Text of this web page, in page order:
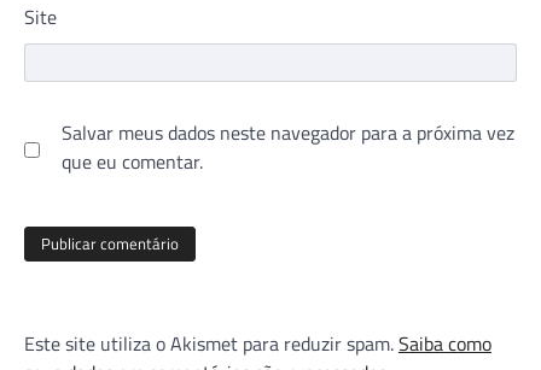
Site
Salvar meus dados neste navegador para a próxima vez
que eu comentar.
Este site utiliza o Akismet para reduzir spam.Saiba como